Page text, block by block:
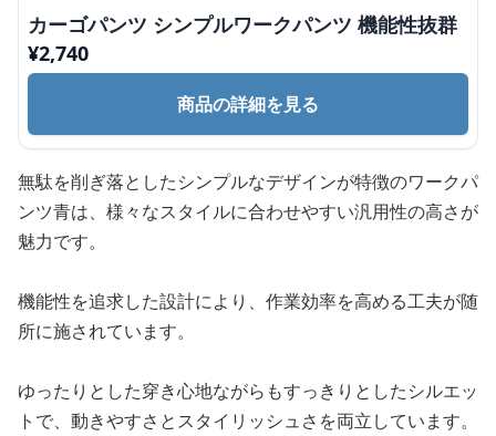
カーゴパンツ シンプルワークパンツ 機能性抜群
¥2,740
商品の詳細を見る
無駄を削ぎ落としたシンプルなデザインが特徴のワークパ
ンツ青は、様々なスタイルに合わせやすい汎用性の高さが
魅力です。
機能性を追求した設計により、作業効率を高める工夫が随
所に施されています。
ゆったりとした穿き心地ながらもすっきりとしたシルエッ
トで、動きやすさとスタイリッシュさを両立しています。